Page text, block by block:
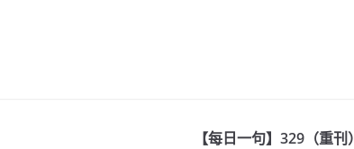
【每日一句】329（重刊）